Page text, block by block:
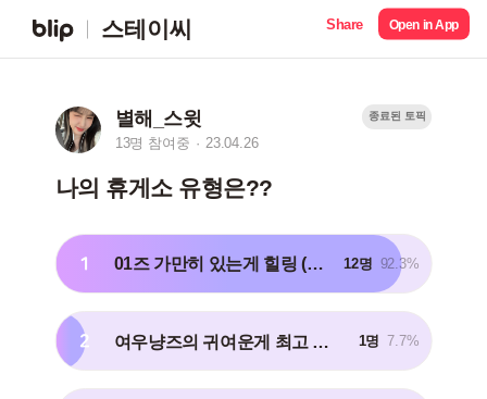
스테이씨 Share Open in App
별해_스윗
13명 참여중 23.04.26
종료된 토픽
나의 휴게소 유형은??
1 01즈 가만히 있는게 힐링 (간식) 12명 92.3%
2 1명 7.7%